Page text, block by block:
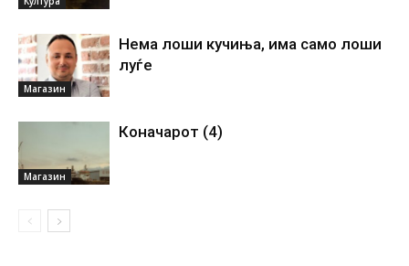
Магазин
Нема лоши кучиња, има само лоши
луѓе
Магазин
Коначарот (4)